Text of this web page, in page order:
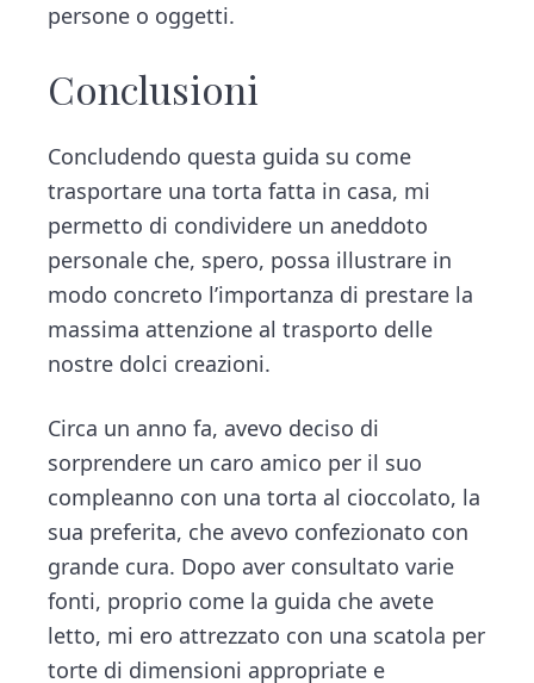
persone o oggetti.
Conclusioni
Concludendo questa guida su come
trasportare una torta fatta in casa, mi
permetto di condividere un aneddoto
personale che, spero, possa illustrare in
modo concreto l’importanza di prestare la
massima attenzione al trasporto delle
nostre dolci creazioni.
Circa un anno fa, avevo deciso di
sorprendere un caro amico per il suo
compleanno con una torta al cioccolato, la
sua preferita, che avevo confezionato con
grande cura. Dopo aver consultato varie
fonti, proprio come la guida che avete
letto, mi ero attrezzato con una scatola per
torte di dimensioni appropriate e